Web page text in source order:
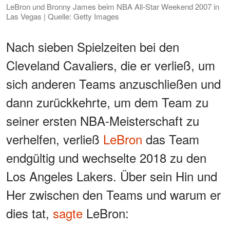
LeBron und Bronny James beim NBA All-Star Weekend 2007 in
Las Vegas | Quelle: Getty Images
Nach sieben Spielzeiten bei den
Cleveland Cavaliers, die er verließ, um
sich anderen Teams anzuschließen und
dann zurückkehrte, um dem Team zu
seiner ersten NBA-Meisterschaft zu
verhelfen, verließ LeBron das Team
endgültig und wechselte 2018 zu den
Los Angeles Lakers. Über sein Hin und
Her zwischen den Teams und warum er
dies tat, sagte LeBron: